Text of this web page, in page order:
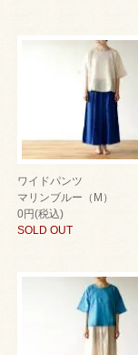
ワイドパンツ
マリンブルー（M）
0円(税込)
SOLD OUT